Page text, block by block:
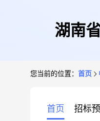
湖南
您当前的位置： 首页
首页 招标